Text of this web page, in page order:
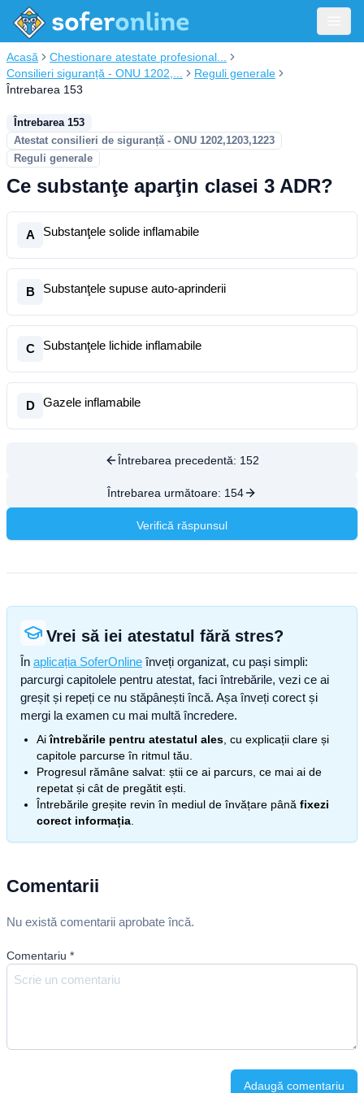
Acasă
Chestionare atestate profesional...
Consilieri siguranță - ONU 1202,...
Reguli generale
Întrebarea 153
Întrebarea 153
Atestat consilieri de siguranță - ONU 1202,1203,1223
Reguli generale
Ce substanţe aparţin clasei 3 ADR?
A Substanţele solide inflamabile
B Substanţele supuse auto-aprinderii
C Substanţele lichide inflamabile
D Gazele inflamabile
Întrebarea precedentă: 152
Întrebarea următoare: 154
Verifică răspunsul
Vrei să iei atestatul fără stres?
În aplicația SoferOnline înveți organizat, cu pași simpli:
parcurgi capitolele pentru atestat, faci întrebările, vezi ce ai
greșit și repeți ce nu stăpânești încă. Așa înveți corect și
mergi la examen cu mai multă încredere.
Aiîntrebările pentru atestatul ales , cu explicații clare și
capitole parcurse în ritmul tău.
Progresul rămâne salvat: știi ce ai parcurs, ce mai ai de
repetat și cât de pregătit ești.
Întrebările greșite revin în mediul de învățare până fixezi
corect informația
Comentarii
Nu există comentarii aprobate încă.
Comentariu *
Adaugă comentariu